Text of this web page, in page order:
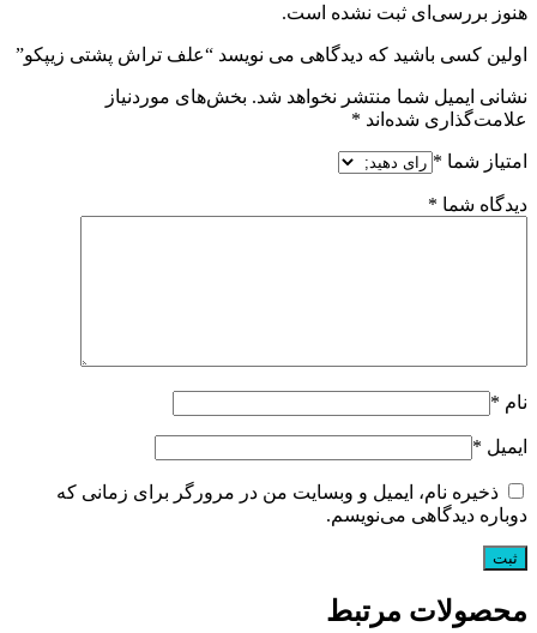
هنوز بررسی‌ای ثبت نشده است.
اولین کسی باشید که دیدگاهی می نویسد “علف تراش پشتی زیپکو”
نشانی ایمیل شما منتشر نخواهد شد. بخش‌های موردنیاز
علامت‌گذاری شده‌اند *
امتیاز شما *
دیدگاه شما *
نام *
ایمیل *
ذخیره نام، ایمیل و وبسایت من در مرورگر برای زمانی که
دوباره دیدگاهی می‌نویسم.
محصولات مرتبط